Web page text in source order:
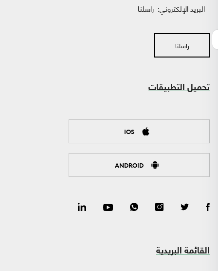
البريد الإلكتروني: راسلنا
راسلنا
تحميل التطبيقات
IOS
ANDROID
القائمة البريدية